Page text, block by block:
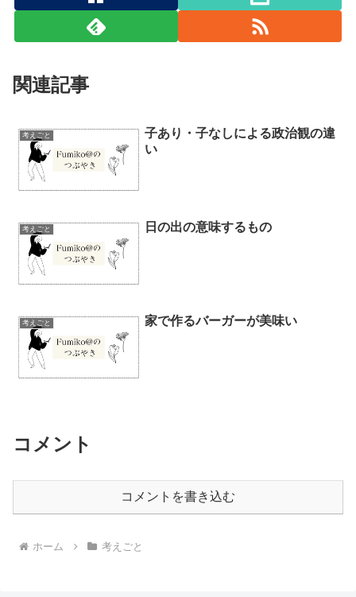
関連記事
考えごと
子あり・子なしによる政治観の違
い
考えごと 日の出の意味するもの
考えごと 家で作るバーガーが美味い
コメント
コメントを書き込む
ホーム 考えごと